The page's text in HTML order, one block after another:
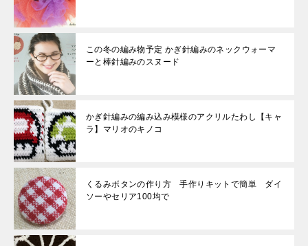
この冬の編み物予定 かぎ針編みのネックウォーマ
ーと棒針編みのスヌード
かぎ針編みの編み込み模様のアクリルたわし【キャ
ラ】マリオのキノコ
くるみボタンの作り方 手作りキットで簡単 ダイ
ソーやセリア100均で